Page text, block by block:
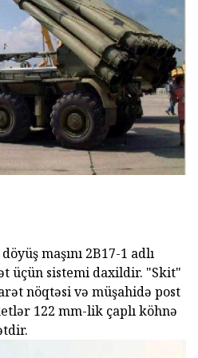
maşını 2B17-1 adlı
üçün sistemi daxildir. "Skit"
nöqtəsi və müşahidə post
122 mm-lik çaplı köhnə